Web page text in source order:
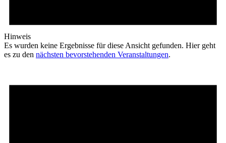
Hinweis
Es wurden keine Ergebnisse für diese Ansicht gefunden. Hier geht
es zu den nächsten bevorstehenden Veranstaltungen.